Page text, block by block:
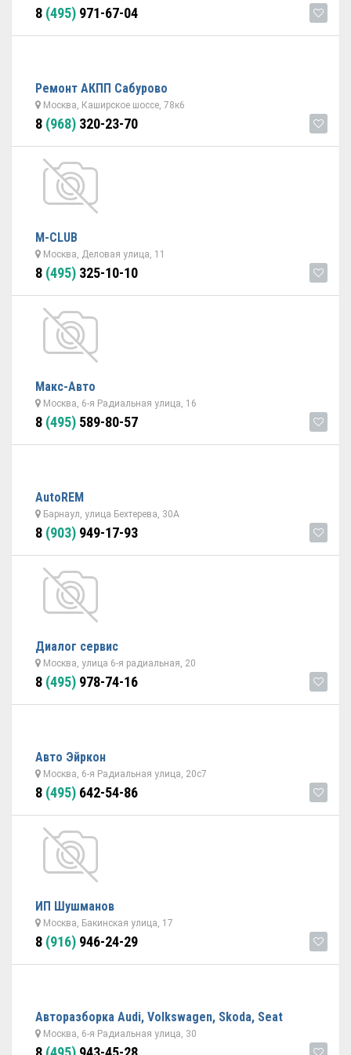
8 (495) 971-67-04
Ремонт АКПП Сабурово
Москва, Каширское шоссе, 78к6
8 (968) 320-23-70
M-CLUB
Москва, Деловая улица, 11
8 (495) 325-10-10
Макс-Авто
Москва, 6-я Радиальная улица, 16
8 (495) 589-80-57
AutoREM
Барнаул, улица Бехтерева, 30А
8 (903) 949-17-93
Диалог сервис
Москва, улица 6-я радиальная, 20
8 (495) 978-74-16
Авто Эйркон
Москва, 6-я Радиальная улица, 20с7
8 (495) 642-54-86
ИП Шушманов
Москва, Бакинская улица, 17
8 (916) 946-24-29
Авторазборка Audi, Volkswagen, Skoda, Seat
Москва, 6-я Радиальная улица, 30